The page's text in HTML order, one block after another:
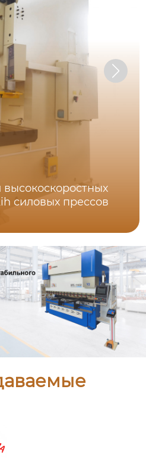
высокоскоростных
силовых прессов